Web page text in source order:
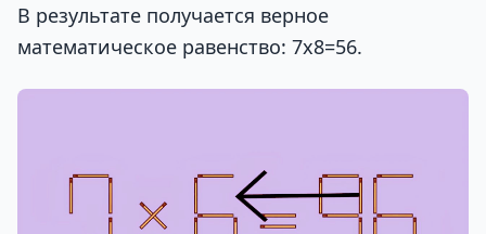
В результате получается верное
математическое равенство: 7х8=56.